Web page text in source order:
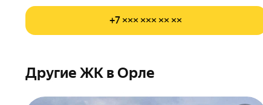
+7 ××× ××× ×× ××
Другие ЖК в Орле